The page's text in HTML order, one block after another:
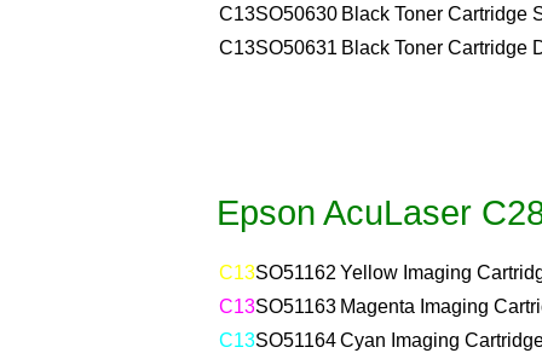
C13SO50630 Black Toner Cartridge
C13SO50631 Black Toner Cartridge
Epson AcuLaser
C13SO51162 Yellow Imaging
C13SO51163 Magenta Imaging
C13SO51164Cyan Imaging